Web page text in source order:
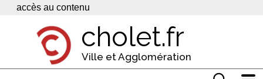
Panneau de gestion des cookies
accès au contenu
cholet.fr
Ville et Agglomération